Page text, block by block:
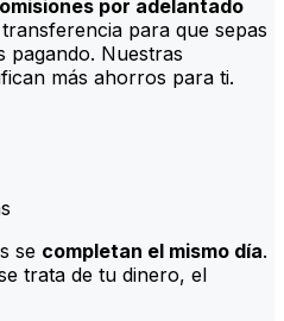
por adelantado
para que sepas
pagando. Nuestras
más ahorros para ti.
se completan el mismo día.
trata de tu dinero, el